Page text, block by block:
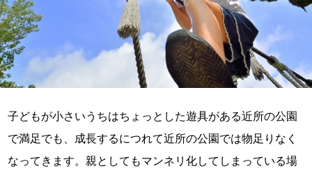
子どもが小さいうちはちょっとした遊具がある近所の公園
で満足でも、成長するにつれて近所の公園では物足りなく
なってきます。親としてもマンネリ化してしまっている場